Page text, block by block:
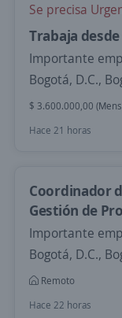
Se precisa
Trabaja
Importante
Bogotá, D.C.,
$ 3.600.000,00
Hace 21 horas
Coordinador
Gestión de
Importante
Bogotá, D.C.,
Remoto
Hace 22 horas